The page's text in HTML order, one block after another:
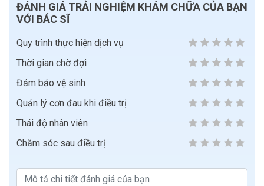
ĐÁNH GIÁ TRẢI NGHIỆM KHÁM CHỮA CỦA BẠN
VỚI BÁC SĨ
Quy trình thực hiện dịch vụ
Thời gian chờ đợi
Đảm bảo vệ sinh
Quản lý cơn đau khi điều trị
Thái độ nhân viên
Chăm sóc sau điều trị